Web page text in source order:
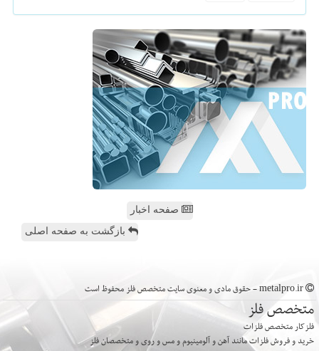
صفحه اخبار
بازگشت به صفحه اصلی
متخصص فلز
فلزکار متخصص فلزات
خرید و فروش فلزات مانند آهن و آلومینیوم و مس و روی و متخصصان فلز